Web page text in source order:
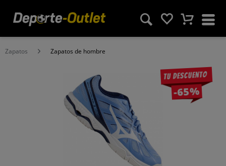
Zapatos Zapatos de hombre
Tu descuento
-65%